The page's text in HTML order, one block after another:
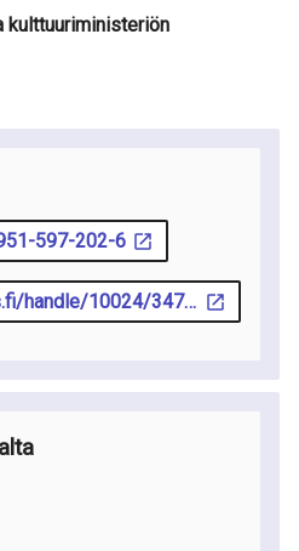
kulttuuriministeriön
597-202-6
www.theseus.fi/handle/10024/347551